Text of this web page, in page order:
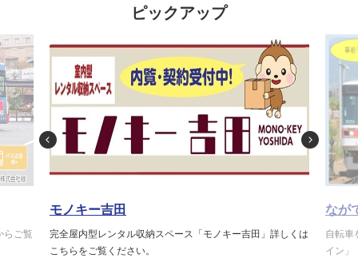
ピックアップ
らご覧
モノキー吉田
完全屋内型レンタル収納スペース「モノキー吉田」詳しくは
こちらをご覧ください。
なが
自転車
イン」